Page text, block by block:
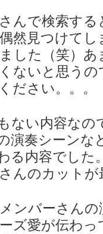
んで検索す
然見つけてし
した（笑）
ないと思うの
ださい。。。
ない内容なの
演奏シーンな
る内容でした
んのカットが
ンバーさん
ズ愛が伝わ